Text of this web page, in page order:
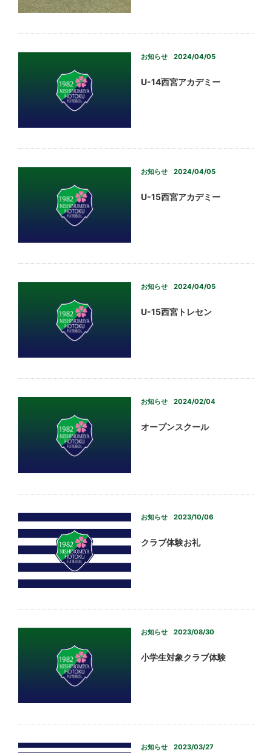
お知らせ 2024/04/05
U-14西宮アカデミー
お知らせ 2024/04/05
U-15西宮アカデミー
お知らせ 2024/04/05
U-15西宮トレセン
お知らせ 2024/02/04
オープンスクール
お知らせ 2023/10/06
クラブ体験お礼
お知らせ 2023/08/30
小学生対象クラブ体験
お知らせ 2023/03/27